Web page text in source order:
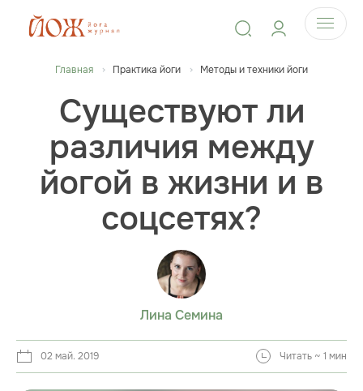
Главная Практика йоги Методы и техники йоги
Существуют ли
различия между
йогой в жизни и в
соцсетях?
Лина Семина
02 май. 2019 Читать ~ 1 мин